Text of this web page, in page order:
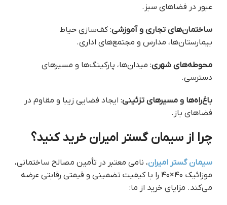
عبور در فضاهای سبز.
ساختمان‌های تجاری و آموزشی: کف‌سازی حیاط
بیمارستان‌ها، مدارس و مجتمع‌های اداری.
محوطه‌های شهری: میدان‌ها، پارکینگ‌ها و مسیرهای
دسترسی.
باغ‌راه‌ها و مسیرهای تزئینی: ایجاد فضایی زیبا و مقاوم در
فضاهای باز.
چرا از سیمان گستر امیران خرید کنید؟
سیمان گستر امیران، نامی معتبر در تأمین مصالح ساختمانی،
موزائیک ۴۰×۴۰ را با کیفیت تضمینی و قیمتی رقابتی عرضه
می‌کند. مزایای خرید از ما: